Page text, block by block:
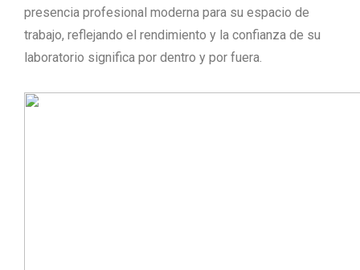
presencia profesional moderna para su espacio de
trabajo, reflejando el rendimiento y la confianza de su
laboratorio significa por dentro y por fuera.